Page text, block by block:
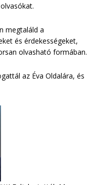
megtaláld a
és érdekességeket,
olvasható formában.
az Éva Oldalára, és